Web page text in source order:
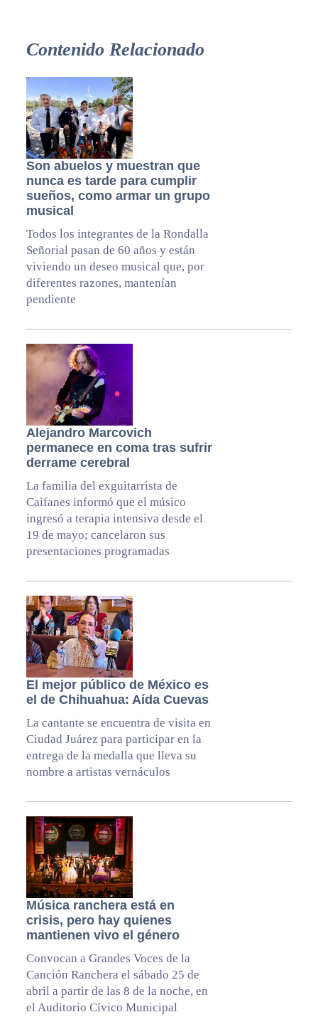
Contenido Relacionado
Son abuelos y muestran que
nunca es tarde para cumplir
sueños, como armar un grupo
musical
Todos los integrantes de la Rondalla
Señorial pasan de 60 años y están
viviendo un deseo musical que, por
diferentes razones, mantenían
pendiente
Alejandro Marcovich
permanece en coma tras sufrir
derrame cerebral
La familia del exguitarrista de
Caifanes informó que el músico
ingresó a terapia intensiva desde el
19 de mayo; cancelaron sus
presentaciones programadas
El mejor público de México es
el de Chihuahua: Aída Cuevas
La cantante se encuentra de visita en
Ciudad Juárez para participar en la
entrega de la medalla que lleva su
nombre a artistas vernáculos
Música ranchera está en
crisis, pero hay quienes
mantienen vivo el género
Convocan a Grandes Voces de la
Canción Ranchera el sábado 25 de
abril a partir de las 8 de la noche, en
el Auditorio Cívico Municipal